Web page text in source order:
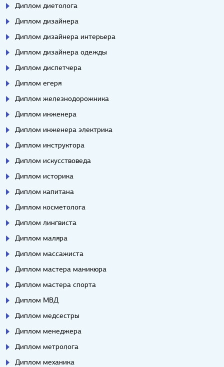
Диплом диетолога
Диплом дизайнера
Диплом дизайнера интерьера
Диплом дизайнера одежды
Диплом диспетчера
Диплом егеря
Диплом железнодорожника
Диплом инженера
Диплом инженера электрика
Диплом инструктора
Диплом искусствоведа
Диплом историка
Диплом капитана
Диплом косметолога
Диплом лингвиста
Диплом маляра
Диплом массажиста
Диплом мастера маникюра
Диплом мастера спорта
Диплом МВД
Диплом медсестры
Диплом менеджера
Диплом метролога
Диплом механика